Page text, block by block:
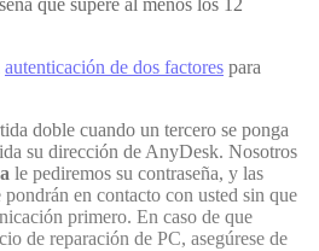
que supere al menos los 12
autenticación de dos factores para
doble cuando un tercero se ponga
su dirección de AnyDesk. Nosotros
le pediremos su contraseña, y las
pondrán en contacto con usted sin que
primero. En caso de que
de reparación de PC, asegúrese de